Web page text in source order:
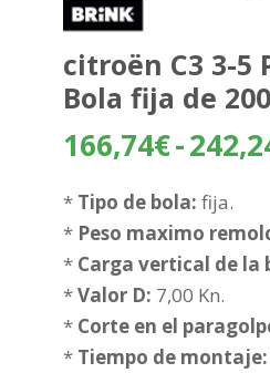
citroën C3 3-5
Bola fija de
166,74€-
* Tipo de bola: fija.
* Peso maximo
* Carga vertical de la
*Valor D: 7,00 Kn.
* Corte en el
* Tiempo de montaje: